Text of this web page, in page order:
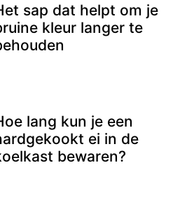
sap dat helpt om je
kleur langer te
lang kun je een
ei in de
bewaren?